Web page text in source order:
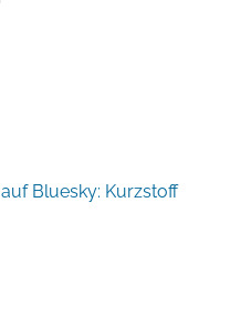
Bluesky: Kurzstoff